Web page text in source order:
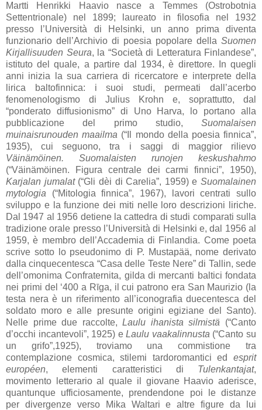
Martti Henrikki Haavio nasce a Temmes (Ostrobotnia
Settentrionale) nel 1899; laureato in filosofia nel 1932
presso l’Università di Helsinki, un anno prima diventa
funzionario dell’Archivio di poesia popolare della Suomen
Kirjallisuuden Seura, la “Società di Letteratura Finlandese”,
istituto del quale, a partire dal 1934, è direttore. In quegli
anni inizia la sua carriera di ricercatore e interprete della
lirica baltofinnica: i suoi studi, permeati dall’acerbo
fenomenologismo di Julius Krohn e, soprattutto, dal
“ponderato diffusionismo” di Uno Harva, lo portano alla
pubblicazione del primo studio, Suomalaisen
muinaisrunouden maailma (“Il mondo della poesia finnica”,
1935), cui seguono, tra i saggi di maggior rilievo
Väinämöinen. Suomalaisten runojen keskushahmo
(“Väinämöinen. Figura centrale dei carmi finnici”, 1950),
Karjalan jumalat(“Gli dèi di Carelia”, 1959) e Suomalainen
mytologia (“Mitologia finnica”, 1967), lavori centrati sullo
sviluppo e la funzione dei miti nelle loro descrizioni liriche.
Dal 1947 al 1956 detiene la cattedra di studi comparati sulla
tradizione orale presso l’Università di Helsinki e, dal 1956 al
1959, è membro dell’Accademia di Finlandia. Come poeta
scrive sotto lo pseudonimo di P. Mustapää, nome derivato
dalla cinquecentesca “Casa delle Teste Nere” di Tallin, sede
dell’omonima Confraternita, gilda di mercanti baltici fondata
nei primi del ‘400 a Rīga, il cui patrono era San Maurizio (la
testa nera è un riferimento all’iconografia duecentesca del
soldato moro e alle presunte origini egiziane del Santo).
Nelle prime due raccolte,Laulu ihanista silmistä (“Canto
d’occhi incantevoli”, 1925) eLaulu vaakalinnusta (“Canto su
un grifo”,1925), troviamo una commistione tra
contemplazione cosmica, stilemi tardoromantici ed esprit
européen, elementi caratteristici di Tulenkantajat,
movimento letterario al quale il giovane Haavio aderisce,
quantunque ufficiosamente, prendendone poi le distanze
per divergenze verso Mika Waltari e altre figure da lui